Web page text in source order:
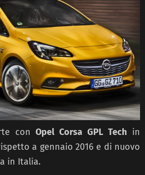
con Opel Corsa GPL Tech in
a gennaio 2016 e di nuovo
in Italia.